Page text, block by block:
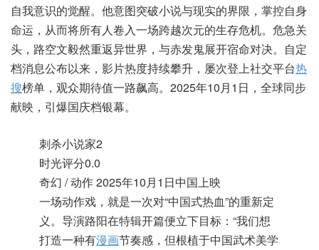
自我意识的觉醒。他意图突破小说与现实的界限，掌控自身
命运，从而将所有人卷入一场跨越次元的生存危机。危急关
头，路空文毅然重返异世界，与赤发鬼展开宿命对决。自定
档消息公布以来，影片热度持续攀升，屡次登上社交平台热
搜榜单，观众期待值一路飙高。2025年10月1日，全球同步
献映，引爆国庆档银幕。
刺杀小说家2
时光评分0.0
奇幻 / 动作2025年10月1日中国上映
一场动作戏，就是一次对“中国式热血”的重新定
义。导演路阳在特辑开篇便立下目标：“我们想
打造一种有漫画节奏感，但根植于中国武术美学